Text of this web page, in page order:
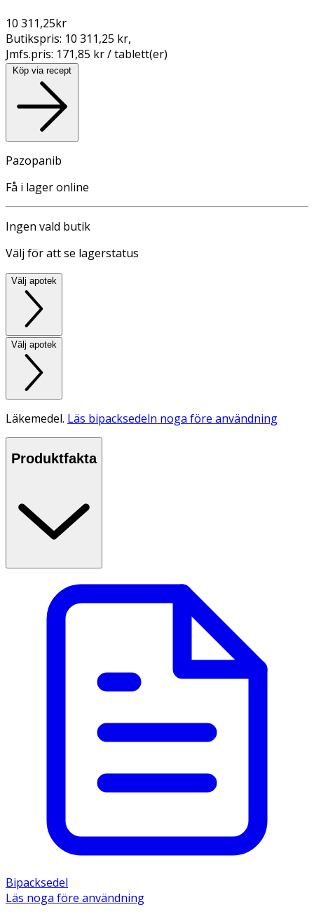
10 311,25kr
Butikspris: 10 311,25 kr,
Jmfs.pris: 171,85 kr / tablett(er)
Köp via recept
Pazopanib
Få i lager online
Ingen vald butik
Välj för att se lagerstatus
Välj apotek
Välj apotek
Läkemedel. Läs bipacksedeln noga före användning
Produktfakta
Bipacksedel
Läs noga före användning